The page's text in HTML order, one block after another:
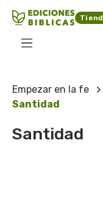
Saltar al contenido
Empezar en la fe
Santidad
Santidad